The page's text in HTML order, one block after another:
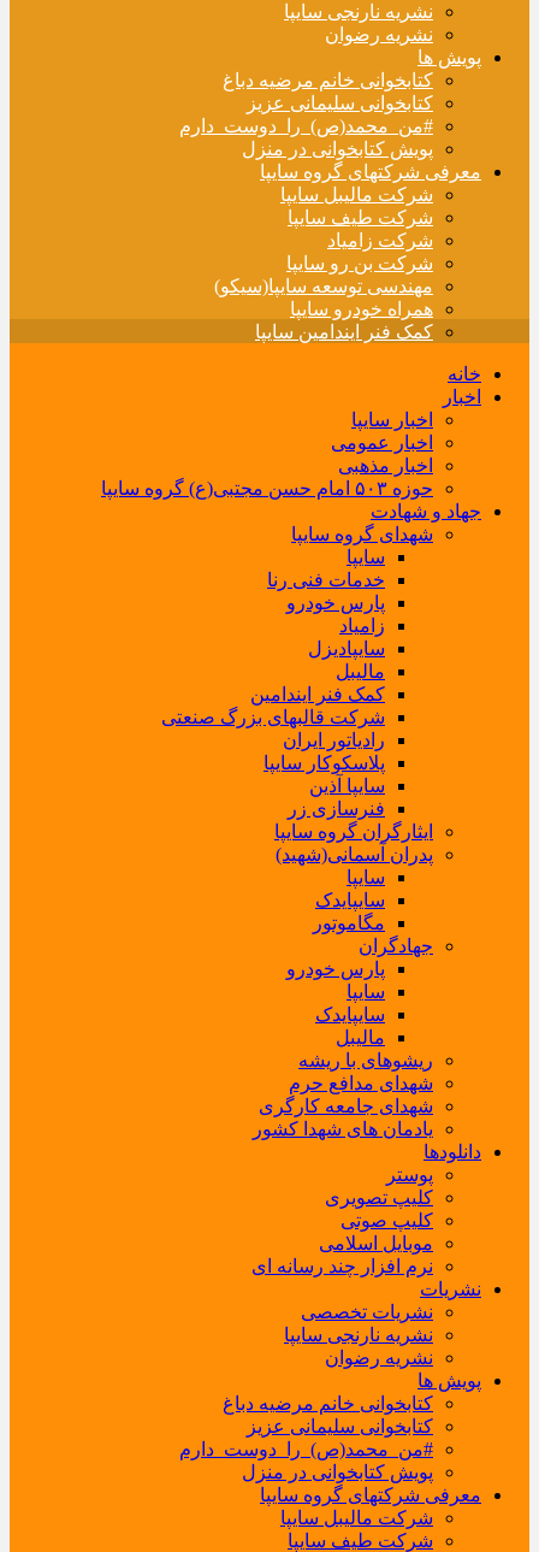
نشریه نارنجی سایپا
نشریه رضوان
پویش ها
کتابخوانی خانم مرضیه دباغ
کتابخوانی سلیمانی عزیز
#من_محمد(ص)_را_دوست_دارم
پویش کتابخوانی در منزل
معرفی شرکتهای گروه سایپا
شرکت مالیبل سایپا
شرکت طیف سایپا
شرکت زامیاد
شرکت بن رو سایپا
مهندسی توسعه سایپا(سیکو)
همراه خودرو سایپا
کمک فنر ایندامین سایپا
خانه
اخبار
اخبار سایپا
اخبار عمومی
اخبار مذهبی
حوزه ۵۰۳ امام حسن مجتبی(ع) گروه سایپا
جهاد و شهادت
شهدای گروه سایپا
سایپا
خدمات فنی رنا
پارس خودرو
زامیاد
سایپادیزل
مالیبل
کمک فنر ایندامین
شرکت قالبهای بزرگ صنعتی
رادیاتور ایران
پلاسکوکار سایپا
سایپا آذین
فنرسازی زر
ایثارگران گروه سایپا
پدران آسمانی(شهید)
سایپا
سایپایدک
مگاموتور
جهادگران
پارس خودرو
سایپا
سایپایدک
مالیبل
ریشوهای با ریشه
شهدای مدافع حرم
شهدای جامعه کارگری
یادمان های شهدا کشور
دانلودها
پوستر
کلیپ تصویری
کلیپ صوتی
موبایل اسلامی
نرم افزار چند رسانه ای
نشریات
نشریات تخصصی
نشریه نارنجی سایپا
نشریه رضوان
پویش ها
کتابخوانی خانم مرضیه دباغ
کتابخوانی سلیمانی عزیز
#من_محمد(ص)_را_دوست_دارم
پویش کتابخوانی در منزل
معرفی شرکتهای گروه سایپا
شرکت مالیبل سایپا
شرکت طیف سایپا